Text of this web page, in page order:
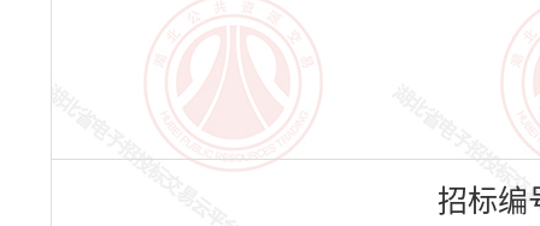
招标编